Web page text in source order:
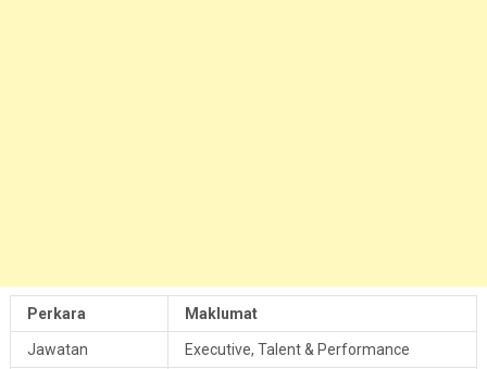
Perkara Maklumat
Jawatan Executive, Talent & Performance